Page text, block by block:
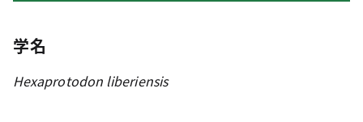
学名
Hexaprotodon liberiensis